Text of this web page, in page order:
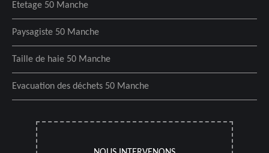
Etetage 50 Manche
Paysagiste 50 Manche
Taille de haie 50 Manche
Evacuation des déchets 50 Manche